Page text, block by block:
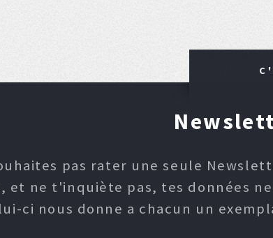
pas rater une seule
et ne t'inquiète pas, tes données
ci nous donne a chacun un